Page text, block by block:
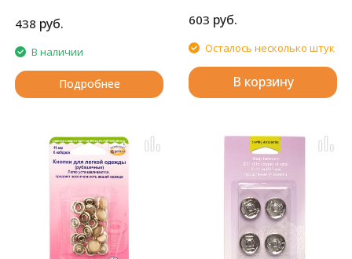
438 руб.
В наличии
Подробнее
603 руб.
Осталось несколько штук
В корзину